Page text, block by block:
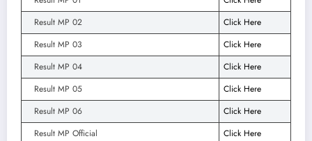
Result MP 02
Click Here
Result MP 03
Click Here
Result MP 04
Click Here
Result MP 05
Click Here
Result MP 06
Click Here
Result MP Official
Click Here